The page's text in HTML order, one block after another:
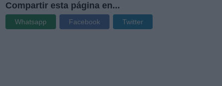
Compartir esta página en...
Whatsapp Facebook Twitter